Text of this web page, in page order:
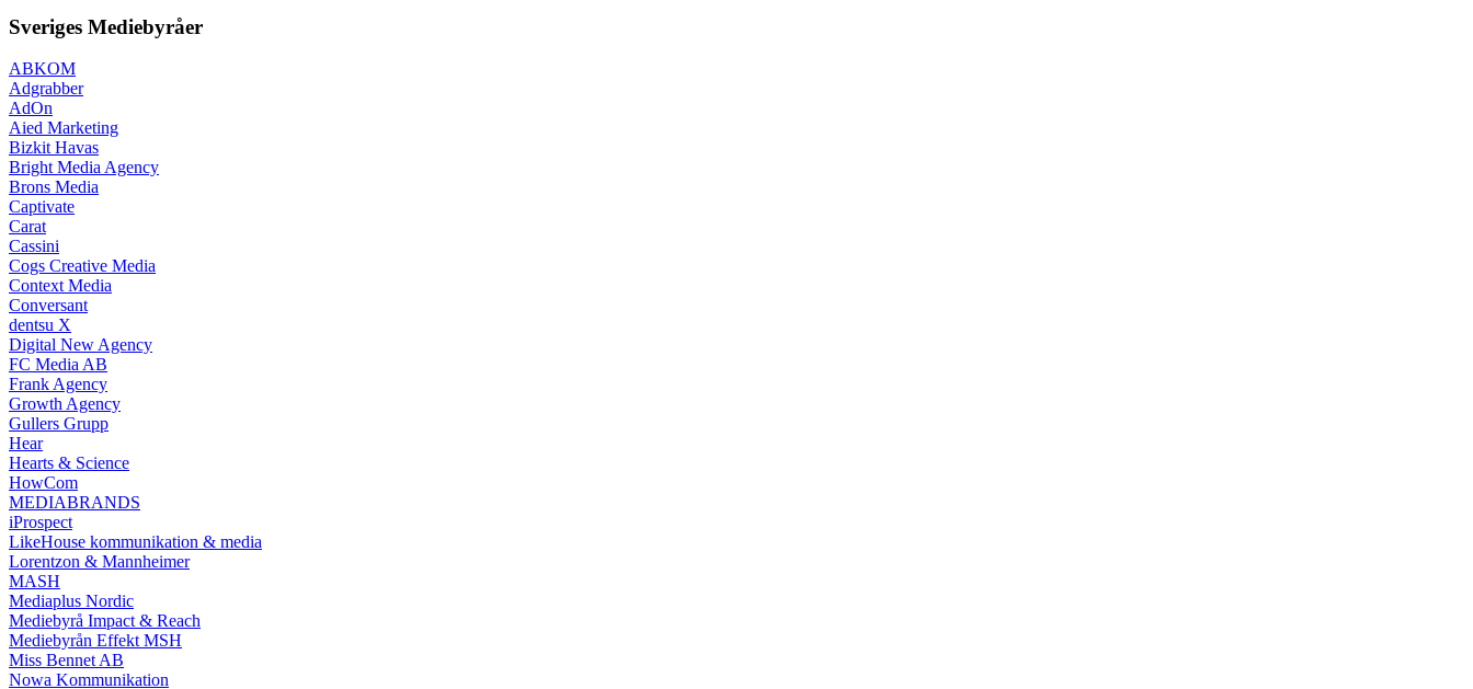
Sveriges Mediebyråer
ABKOM
Adgrabber
AdOn
Aied Marketing
Bizkit Havas
Bright Media Agency
Brons Media
Captivate
Carat
Cassini
Cogs Creative Media
Context Media
Conversant
dentsu X
Digital New Agency
FC Media AB
Frank Agency
Growth Agency
Gullers Grupp
Hear
Hearts & Science
HowCom
MEDIABRANDS
iProspect
LikeHouse kommunikation & media
Lorentzon & Mannheimer
MASH
Mediaplus Nordic
Mediebyrå Impact & Reach
Mediebyrån Effekt MSH
Miss Bennet AB
Nowa Kommunikation